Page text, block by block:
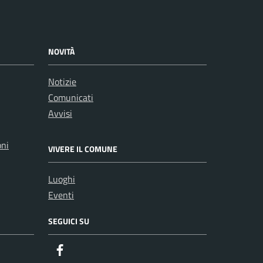
NOVITÀ
Notizie
Comunicati
Avvisi
VIVERE IL COMUNE
Luoghi
Eventi
SEGUICI SU